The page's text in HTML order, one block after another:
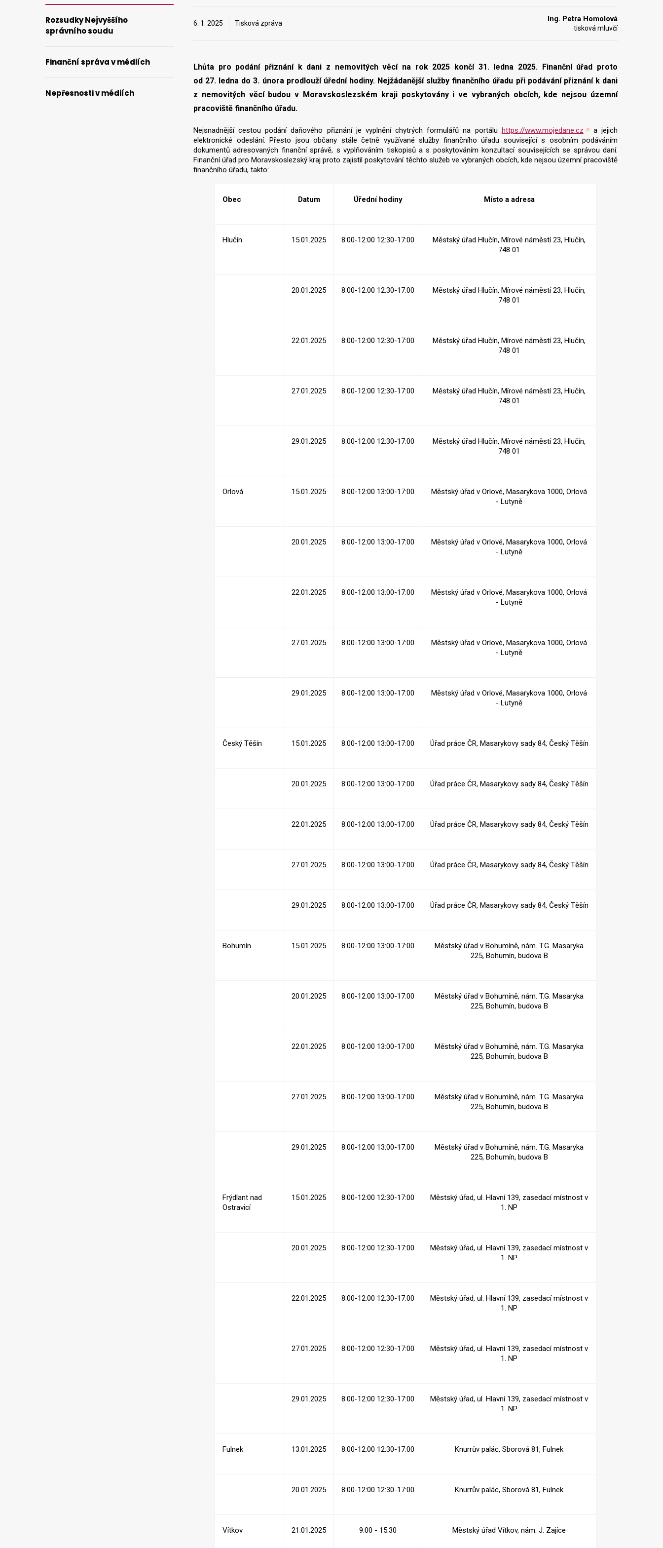
6. 1. 2025 Tisková zpráva Ing. Petra Homolová
tisková mluvčí
Lhůta pro podání přiznání k dani z nemovitých věcí na rok 2025 končí 31. ledna 2025. Finanční úřad proto
od 27. ledna do 3. února prodlouží úřední hodiny. Nejžádanější služby finančního úřadu při podávání přiznání k dani
z nemovitých věcí budou v Moravskoslezském kraji poskytovány i ve vybraných obcích, kde nejsou územní
pracoviště finančního úřadu.
Nejsnadnější cestou podání daňového přiznání je vyplnění chytrých formulářů na portálu https://www.mojedane.cz
a jejich
elektronické odeslání. Přesto jsou občany stále četně využívané služby finančního úřadu související s osobním podáváním
dokumentů adresovaných finanční správě, s vyplňováním tiskopisů a s poskytováním konzultací souvisejících se správou daní.
Finanční úřad pro Moravskoslezský kraj proto zajistil poskytování těchto služeb ve vybraných obcích, kde nejsou územní pracoviště
finančního úřadu, takto:
Obec Datum Úřední hodiny Místo a adresa
Hlučín 15.01.2025 8:00-12:00 12:30-17:00
Městský úřad Hlučín, Mírové náměstí 23, Hlučín,
748 01
20.01.2025 8:00-12:00 12:30-17:00
Městský úřad Hlučín, Mírové náměstí 23, Hlučín,
748 01
22.01.2025 8:00-12:00 12:30-17:00
Městský úřad Hlučín, Mírové náměstí 23, Hlučín,
748 01
27.01.2025 8:00-12:00 12:30-17:00
Městský úřad Hlučín, Mírové náměstí 23, Hlučín,
748 01
29.01.2025 8:00-12:00 12:30-17:00
Městský úřad Hlučín, Mírové náměstí 23, Hlučín,
748 01
Orlová 15.01.2025 8:00-12:00 13:00-17:00
Městský úřad v Orlové, Masarykova 1000, Orlová
- Lutyně
20.01.2025 8:00-12:00 13:00-17:00
Městský úřad v Orlové, Masarykova 1000, Orlová
- Lutyně
22.01.2025 8:00-12:00 13:00-17:00
Městský úřad v Orlové, Masarykova 1000, Orlová
- Lutyně
27.01.2025 8:00-12:00 13:00-17:00
Městský úřad v Orlové, Masarykova 1000, Orlová
- Lutyně
29.01.2025 8:00-12:00 13:00-17:00
Městský úřad v Orlové, Masarykova 1000, Orlová
- Lutyně
Český Těšín 15.01.2025 8:00-12:00 13:00-17:00 Úřad práce ČR, Masarykovy sady 84, Český Těšín
20.01.2025 8:00-12:00 13:00-17:00 Úřad práce ČR, Masarykovy sady 84, Český Těšín
22.01.2025 8:00-12:00 13:00-17:00 Úřad práce ČR, Masarykovy sady 84, Český Těšín
27.01.2025 8:00-12:00 13:00-17:00 Úřad práce ČR, Masarykovy sady 84, Český Těšín
29.01.2025 8:00-12:00 13:00-17:00 Úřad práce ČR, Masarykovy sady 84, Český Těšín
Bohumín 15.01.2025 8:00-12:00 13:00-17:00
Městský úřad v Bohumíně, nám. T.G. Masaryka
225, Bohumín, budova B
20.01.2025 8:00-12:00 13:00-17:00
Městský úřad v Bohumíně, nám. T.G. Masaryka
225, Bohumín, budova B
22.01.2025 8:00-12:00 13:00-17:00
Městský úřad v Bohumíně, nám. T.G. Masaryka
225, Bohumín, budova B
27.01.2025 8:00-12:00 13:00-17:00
Městský úřad v Bohumíně, nám. T.G. Masaryka
225, Bohumín, budova B
29.01.2025 8:00-12:00 13:00-17:00
Městský úřad v Bohumíně, nám. T.G. Masaryka
225, Bohumín, budova B
Frýdlant nad
Ostravicí
15.01.2025 8:00-12:00 12:30-17:00
Městský úřad, ul. Hlavní 139, zasedací místnost v
1. NP
20.01.2025 8:00-12:00 12:30-17:00
Městský úřad, ul. Hlavní 139, zasedací místnost v
1. NP
22.01.2025 8:00-12:00 12:30-17:00
Městský úřad, ul. Hlavní 139, zasedací místnost v
1. NP
27.01.2025 8:00-12:00 12:30-17:00
Městský úřad, ul. Hlavní 139, zasedací místnost v
1. NP
29.01.2025 8:00-12:00 12:30-17:00
Městský úřad, ul. Hlavní 139, zasedací místnost v
1. NP
Fulnek 13.01.2025 8:00-12:00 12:30-17:00 Knurrův palác, Sborová 81, Fulnek
20.01.2025 8:00-12:00 12:30-17:00 Knurrův palác, Sborová 81, Fulnek
Vítkov 21.01.2025 9:00 - 15:30 Městský úřad Vítkov, nám. J. Zajíce
Rozsudky Nejvyššího
správního soudu
Finanční správa v médiích
Nepřesnosti v médiích